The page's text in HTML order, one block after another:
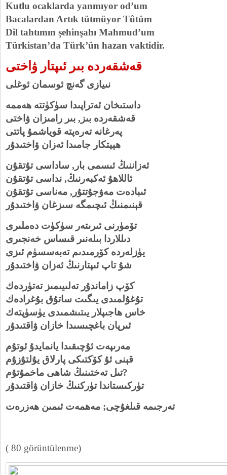
Kutlu ocaklarda yanmıyor od’um
Bacalardan Artık tütmüyor Tûtüm
Dil tahtımın şehinşahı Mahmud’um
Türkistan’da Türk’ün hazan vaktidir.
قەشقەردە بىر ئىپتار ۋاختى
نىيازى گەنچ ئوسمان ئوغلى
داستىخان ئەتراپىدا سۈكۈتتە ھەممە
قەشقەردە بىز, بىر رامىزان ۋاختى
پەرغانە تەرەپتە قوياشمۇ پاتتى
ھېيتكار جامىدا ئەزان ۋاختىدۇر
ئەزاننىڭ ئىسمى بار, ساداسى تۇتقۇن
ئاللاھۇ ئەكبەرنىڭ, نداسى تۇتقۇن
ئىبادەت مەۋجۇتتۇر, مەناسى تۇتقۇن
قېنىمنىڭ ئىچىمگە سىزغان ۋاختىدۇر
تۆمۈرنى ئىرىتەر سۈكۈت دەملىرى
دىللاردا بىلەنىر قىساس خەنجىرى
يۈزلەردە كۆرمىدىم تەبەسسۈم ئىزى
شۇ تاپ ئىپتارنىڭ ئەزان ۋاختىدۇر
كۆپ زاماندۇر تەلىيىمىز تەتۈردەك
تۇغۇلمىدى يىگىت ساتۇق بۇغرادەك
خاس ھاجىپلار يىتىشمىدى يۈسۈپتەك
ئىرپان باغچىسىدا خازان ۋاقتىدۇر
مەرىپەت ئۇچىقىدا يانمايدۇ ئوتۇم
قېنى ئۇ كۆكتىكى پارلاق يۇلتۇزۇم
تىل تەختىنىڭ شاھى ماخمۇتۇم?
تۈركىستاندا تۈركنىڭ خازان ۋاقتىدۇر
تەرجىمە قىلغۇچى; مەھمەت ئىمىن ھەزرەت
( 80 görüntülenme)